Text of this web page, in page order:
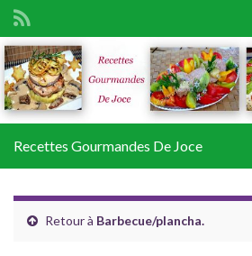
Search for:
Recettes Gourmandes De Joce
Retour à Barbecue/plancha.